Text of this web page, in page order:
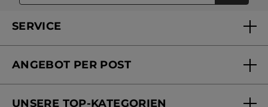
SERVICE
Mein Konto
ANGEBOT PER POST
UNSERE TOP-KATEGORIEN